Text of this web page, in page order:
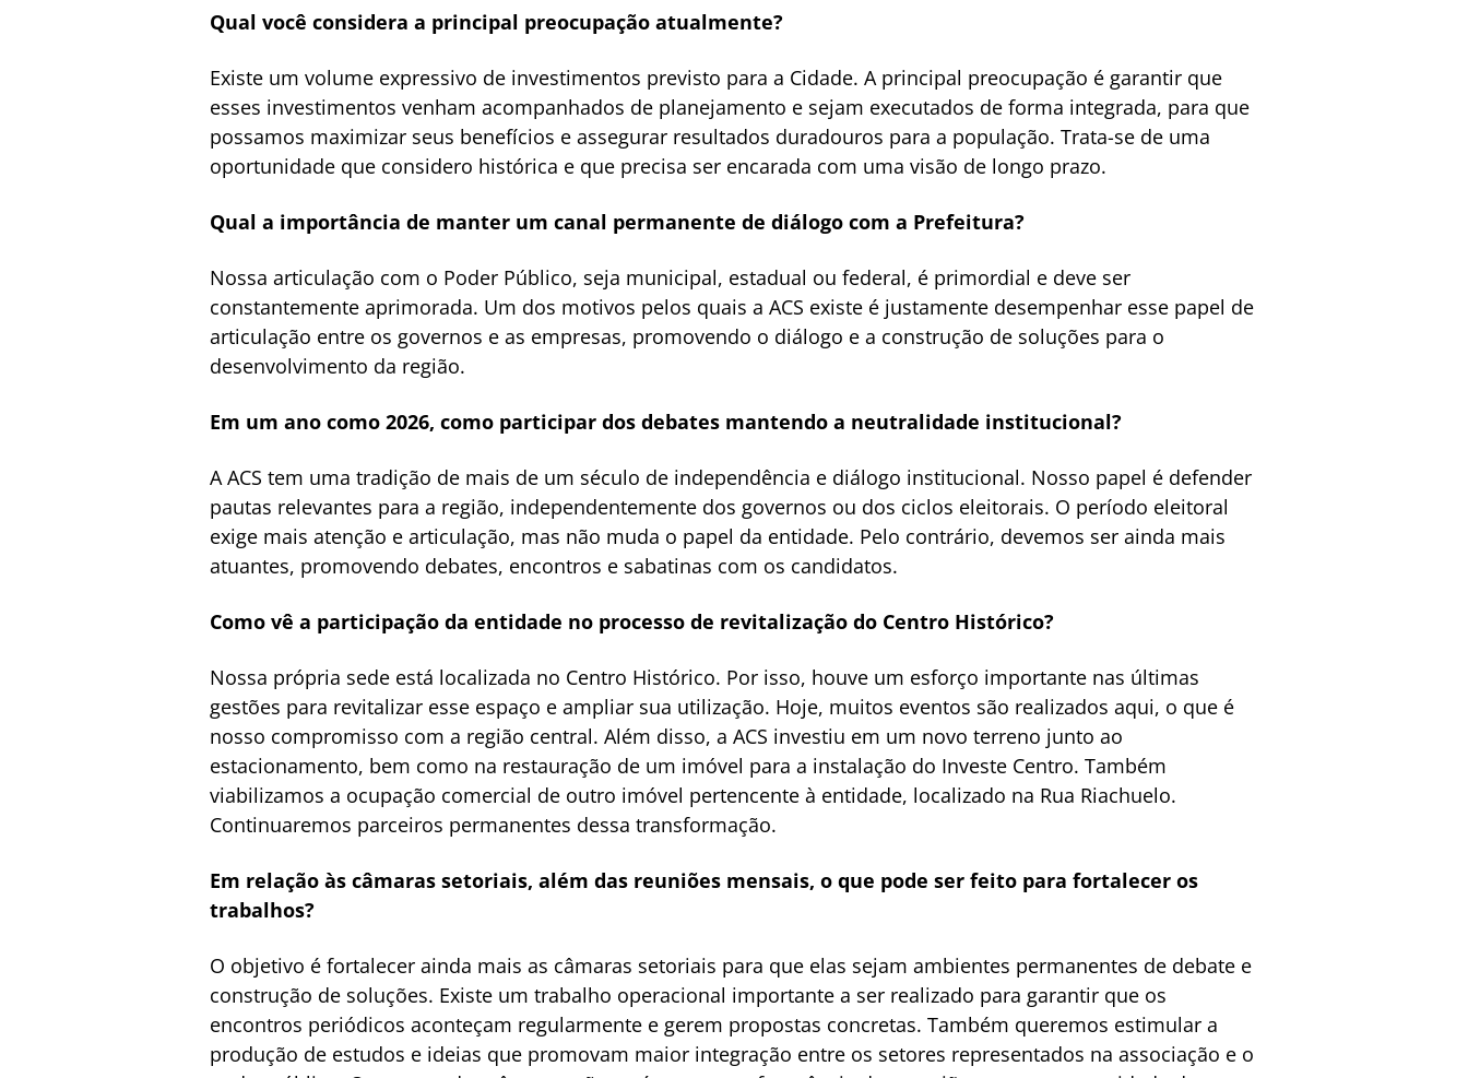
Qual você considera a principal preocupação atualmente?
Existe um volume expressivo de investimentos previsto para a Cidade. A principal preocupação é garantir que
esses investimentos venham acompanhados de planejamento e sejam executados de forma integrada, para que
possamos maximizar seus benefícios e assegurar resultados duradouros para a população. Trata-se de uma
oportunidade que considero histórica e que precisa ser encarada com uma visão de longo prazo.
Qual a importância de manter um canal permanente de diálogo com a Prefeitura?
Nossa articulação com o Poder Público, seja municipal, estadual ou federal, é primordial e deve ser
constantemente aprimorada. Um dos motivos pelos quais a ACS existe é justamente desempenhar esse papel de
articulação entre os governos e as empresas, promovendo o diálogo e a construção de soluções para o
desenvolvimento da região.
Em um ano como 2026, como participar dos debates mantendo a neutralidade institucional?
A ACS tem uma tradição de mais de um século de independência e diálogo institucional. Nosso papel é defender
pautas relevantes para a região, independentemente dos governos ou dos ciclos eleitorais. O período eleitoral
exige mais atenção e articulação, mas não muda o papel da entidade. Pelo contrário, devemos ser ainda mais
atuantes, promovendo debates, encontros e sabatinas com os candidatos.
Como vê a participação da entidade no processo de revitalização do Centro Histórico?
Nossa própria sede está localizada no Centro Histórico. Por isso, houve um esforço importante nas últimas
gestões para revitalizar esse espaço e ampliar sua utilização. Hoje, muitos eventos são realizados aqui, o que é
nosso compromisso com a região central. Além disso, a ACS investiu em um novo terreno junto ao
estacionamento, bem como na restauração de um imóvel para a instalação do Investe Centro. Também
viabilizamos a ocupação comercial de outro imóvel pertencente à entidade, localizado na Rua Riachuelo.
Continuaremos parceiros permanentes dessa transformação.
Em relação às câmaras setoriais, além das reuniões mensais, o que pode ser feito para fortalecer os
trabalhos?
O objetivo é fortalecer ainda mais as câmaras setoriais para que elas sejam ambientes permanentes de debate e
construção de soluções. Existe um trabalho operacional importante a ser realizado para garantir que os
encontros periódicos aconteçam regularmente e gerem propostas concretas. Também queremos estimular a
produção de estudos e ideias que promovam maior integração entre os setores representados na associação e o